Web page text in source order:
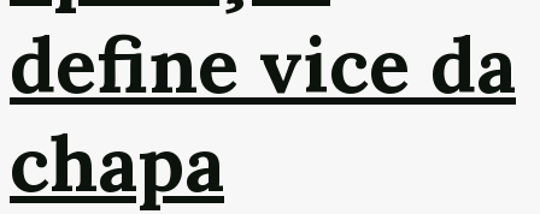
define vice da
chapa